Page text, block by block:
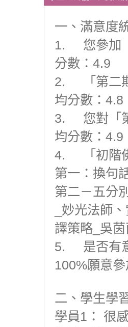
一、滿意度
1. 您參加「
分數：4.9
2. 「第二期
均分數：4.8
3. 您對「第
均分數：4.9
4. 「初階佛
第一：換句
第二－五分
_妙光法師
譯策略_吳
5. 是否有意
100%願意
二、學生學
學員1： 很